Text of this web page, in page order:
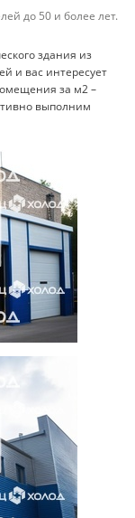
до 50 и более лет.
здания из
и вас интересует
за м2 –
выполним